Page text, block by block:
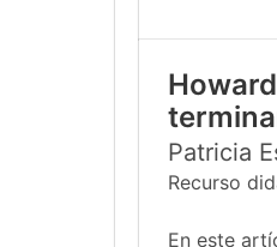
Patricia
Recurso
En este